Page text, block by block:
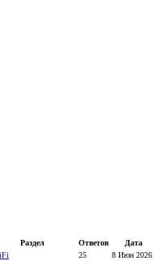
Раздел Ответов
Дата
25
8 Июн 2026